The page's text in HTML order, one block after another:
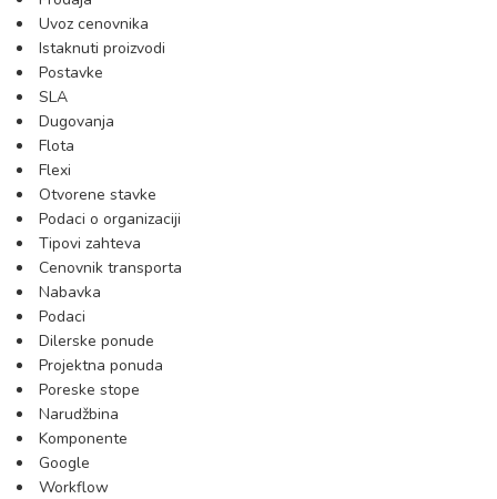
Uvoz cenovnika
Istaknuti proizvodi
Postavke
SLA
Dugovanja
Flota
Flexi
Otvorene stavke
Podaci o organizaciji
Tipovi zahteva
Cenovnik transporta
Nabavka
Podaci
Dilerske ponude
Projektna ponuda
Poreske stope
Narudžbina
Komponente
Google
Workflow